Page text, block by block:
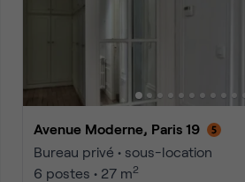
Avenue Moderne, Paris 19
Bureau privé • sous-location
6 postes • 27 m2